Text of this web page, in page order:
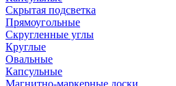
Скрытая подсветка
Прямоугольные
Скругленные углы
Круглые
Овальные
Капсульные
Магнитно-маркерные доски